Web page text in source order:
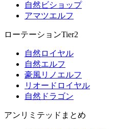
自然ビショップ
アマツエルフ
ローテーションTier2
自然ロイヤル
自然エルフ
豪風リノエルフ
リオードロイヤル
自然ドラゴン
アンリミテッドまとめ